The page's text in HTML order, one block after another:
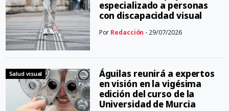
especializado a personas
con discapacidad visual
Por Redacción - 29/07/2026
Salud visual
Águilas reunirá a expertos
en visión en la vigésima
edición del curso de la
Universidad de Murcia